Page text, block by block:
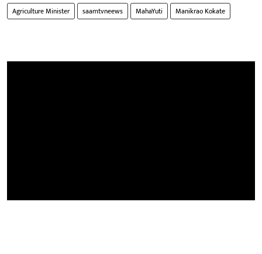
Agriculture Minister
saamtvneews MahaYuti Manikrao Kokate